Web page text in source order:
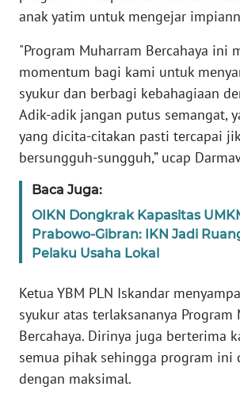
anak yatim untuk mengejar
"Program Muharram Bercahaya ini
momentum bagi kami untuk
syukur dan berbagi kebahagiaan
Adik-adik jangan putus semangat,
yang dicita-citakan pasti tercapai
bersungguh-sungguh,” ucap
Baca Juga:
OIKN Dongkrak Kapasitas
Prabowo-Gibran: IKN Jadi
Pelaku Usaha Lokal
Ketua YBM PLN Iskandar
syukur atas terlaksananya Program
Bercahaya. Dirinya juga berterima
semua pihak sehingga program ini
dengan maksimal.
WN
WN
SUMBAR
WN
WN
BENGKULU
WN
WN
JATENG
WN
NUSANTARA